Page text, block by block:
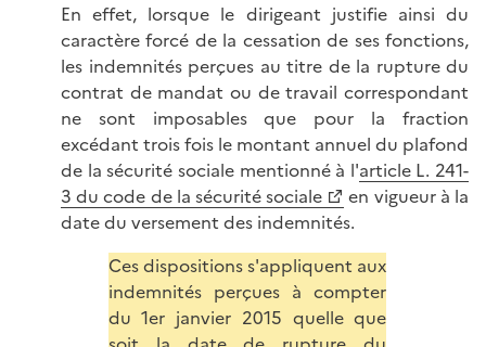
En effet, lorsque le dirigeant justifie ainsi du
caractère forcé de la cessation de ses fonctions,
les indemnités perçues au titre de la rupture du
contrat de mandat ou de travail correspondant
ne sont imposables que pour la fraction
excédant trois fois le montant annuel du plafond
de la sécurité sociale mentionné à l'article L. 241-
3 du code de la sécurité sociale
en vigueur à la
date du versement des indemnités.
Ces dispositions s'appliquent aux
indemnités perçues à compter
du 1er janvier 2015 quelle que